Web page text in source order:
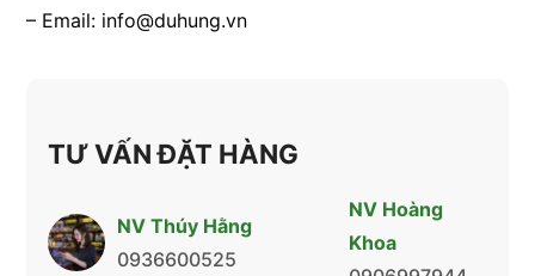
– Email: info@duhung.vn
TƯ VẤN ĐẶT HÀNG
NV Thúy Hằng
0936600525
NV Hoàng
Khoa